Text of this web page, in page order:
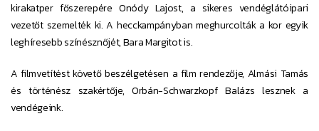
kirakatper főszerepére Onódy Lajost, a sikeres vendéglátóipari
vezetőt szemelték ki. A hecckampányban meghurcolták a kor egyik
leghíresebb színésznőjét, Bara Margitot is.
A filmvetítést követő beszélgetésen a film rendezője, Almási Tamás
és történész szakértője, Orbán-Schwarzkopf Balázs lesznek a
vendégeink.